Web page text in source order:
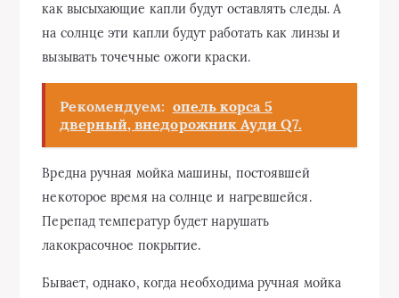
как высыхающие капли будут оставлять следы. А
на солнце эти капли будут работать как линзы и
вызывать точечные ожоги краски.
Рекомендуем: опель корса 5
дверный, внедорожник Ауди Q7.
Вредна ручная мойка машины, постоявшей
некоторое время на солнце и нагревшейся.
Перепад температур будет нарушать
лакокрасочное покрытие.
Бывает, однако, когда необходима ручная мойка